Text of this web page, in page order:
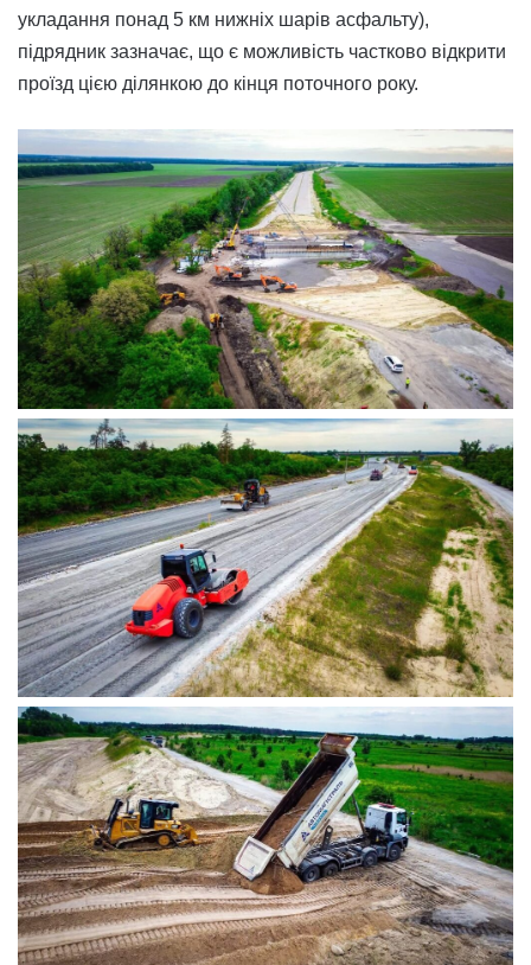
укладання понад 5 км нижніх шарів асфальту),
підрядник зазначає, що є можливість частково відкрити
проїзд цією ділянкою до кінця поточного року.